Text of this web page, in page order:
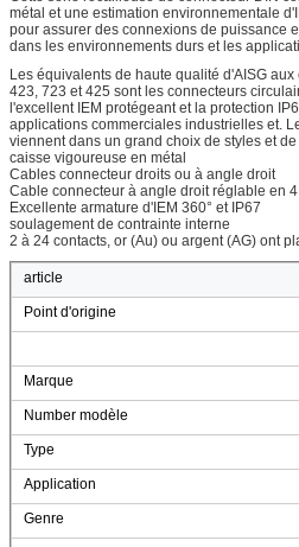
métal et une estimation environnementale
pour assurer des connexions de puissance
dans les environnements durs et les
Les équivalents de haute qualité d'AISG
423, 723 et 425 sont les connecteurs
l'excellent IEM protégeant et la protection
applications commerciales industrielles et.
viennent dans un grand choix de styles et
caisse vigoureuse en métal
Cables connecteur droits ou à angle droit
Cable connecteur à angle droit réglable en
Excellente armature d'IEM 360° et IP67
soulagement de contrainte interne
2 à 24 contacts, or (Au) ou argent (AG) ont
article
Point d'origine
Marque
Number modèle
Type
Application
Genre